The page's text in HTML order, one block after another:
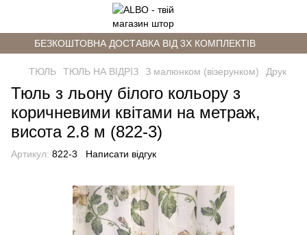
БЕЗКОШТОВНА ДОСТАВКА ВІД 3Х КОМПЛЕКТІВ
ТЮЛЬ ТЮЛЬ НА ВІДРІЗ З малюнком (візерунком) Друк
Тюль з льону білого кольору з
коричневими квітами на метраж,
висота 2.8 м (822-3)
Артикул: 822-3 Написати відгук